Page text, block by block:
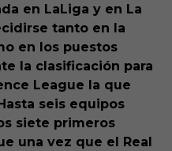
en LaLiga y en La
tanto en la
en los puestos
la clasificación para
League la que
seis equipos
siete primeros
una vez que el Real